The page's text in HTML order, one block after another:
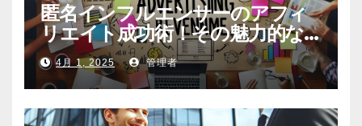
匿名インフルエンサーのアフィ
リエイト成功術！その魅力的な
内容の作り方とは
4月 1, 2025 管理者